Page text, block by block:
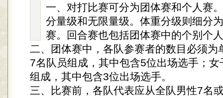
一、对打比赛可分为团体赛和个人赛
分量级和无限量级。体重分级则细分
赛。回合赛也包括团体赛中的个别个
二、团体赛中，各队参赛者的数目必须为
7名队员组成，其中包含5位出场选手；
组成，其中包含3位出场选手。
三、比赛前，各队代表应从全队男性7名